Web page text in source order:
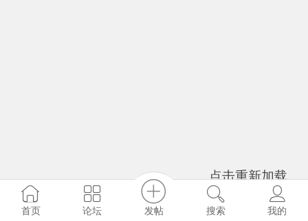
点击重新加载
首页 论坛 发帖 搜索 我的